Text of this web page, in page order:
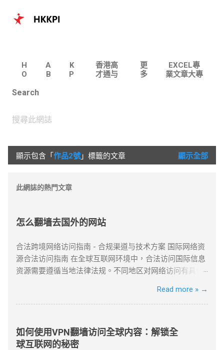
H
O
E
A
B
S
K
P
香港高
才通与
更
多
EXCEL專
業文章大專
Search
文
章
顯示包含「 作品2號 」標籤的文章 顯示全部
此網誌的熱門文章
怎么翻墙去国外的网站
合法跨境网络访问指南 - 合规渠道与技术方案 国际网络资
源合法访问指南 在全球互联网环境中，合法访问国际信息
资源需要遵循当地法律法规。不同地区对网络访问有具体
括国际专线服务、授权网络通道以及企业级VPN解决方
案。 企业用户可通过合规VPN服务建立国际网络连接，这
业提供安全稳定的跨境通信服务。 合法企业级VPN服务商
以下是经国家批准、面向企业用户提供跨境网络服务的合
Read more » →
如何使用VPN翻墙访问全球内容：解锁全
球互联网的秘密